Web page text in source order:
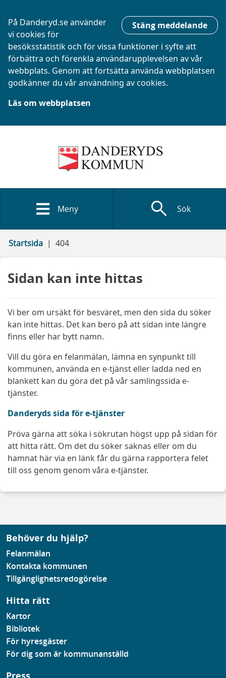
Stäng meddelande
På Danderyd.se använder
vi cookies för
besöksstatistik och för vissa funktioner i syfte att
förbättra och förenkla användarupplevelsen av vår
webbplats. Genom att fortsätta använda webbplatsen
godkänner du vår användning av cookies.
Läs om webbplatsen
Meny search Sök
Startsida 404
Sidan kan inte hittas
Vi ber om ursäkt för besväret, men den sida du söker
kan inte hittas. Det kan bero på att sidan inte längre
finns eller har bytt namn.
Vill du göra en felanmälan, lämna en synpunkt till
kommunen, använda en e-tjänst eller ladda ned en
blankett kan du göra det på vår samlingssida e-
tjänster.
Danderyds sida för e-tjänster
Pröva gärna att söka i sökrutan högst upp på sidan för
att hitta rätt. Om det du söker saknas eller om du
hamnat här via en länk får du gärna rapportera felet
till oss genom genom våra e-tjänster.
Behöver du hjälp?
Felanmälan
Kontakta kommunen
Tillgänglighetsredogörelse
Hitta rätt
Kartor
Bibliotek
För hyresgäster
För dig som är kommunanställd
Press